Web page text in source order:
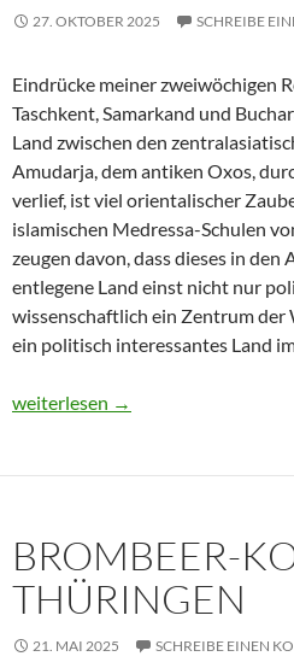
27. OKTOBER 2025 SCHREIBE
Eindrücke meiner zweiwöchigen
Taschkent, Samarkand und
Land zwischen den
Amudarja, dem antiken Oxos,
verlief, ist viel orientalischer
islamischen Medressa-Schulen
zeugen davon, dass dieses in den
entlegene Land einst nicht nur
wissenschaftlich ein Zentrum der
ein politisch interessantes Land
Usbekistan 2025: Unterwegs in
weiterlesen →
BROMBEER-
THÜRINGEN
21. MAI 2025 SCHREIBE EINEN